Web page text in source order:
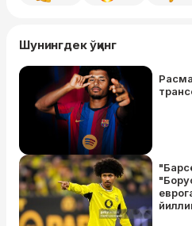
Шунингдек ўқинг